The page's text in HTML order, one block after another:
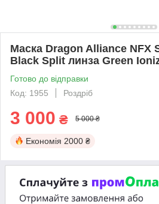
Маска Dragon Alliance NFX
Black Split линза Green
Готово до відправки
Код: 1955
Роздріб
3 000 ₴ 5 000 ₴
Економія 2000 ₴